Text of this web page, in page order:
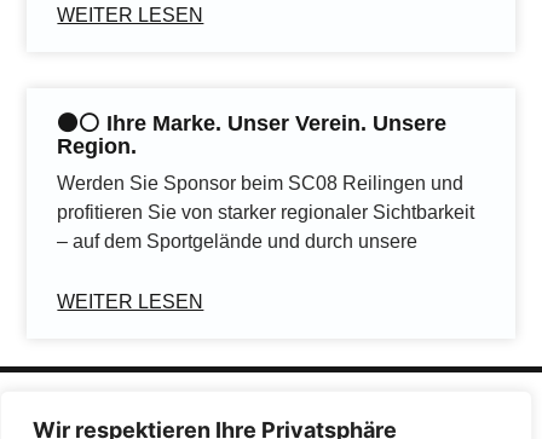
Wir respektieren Ihre Privatsphäre
WEITER LESEN
⚫️⚪️ Ihre Marke. Unser Verein. Unsere
Region.
Werden Sie Sponsor beim SC08 Reilingen und
profitieren Sie von starker regionaler Sichtbarkeit
– auf dem Sportgelände und durch unsere
WEITER LESEN